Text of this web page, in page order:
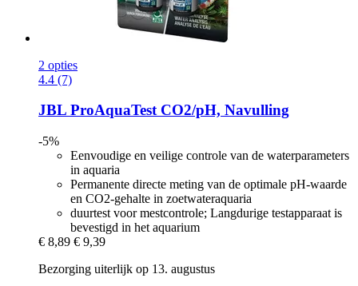
2 opties
4.4 (7)
JBL ProAquaTest CO2/pH, Navulling
-5%
Eenvoudige en veilige controle van de waterparameters
in aquaria
Permanente directe meting van de optimale pH-waarde
en CO2-gehalte in zoetwateraquaria
duurtest voor mestcontrole; Langdurige testapparaat is
bevestigd in het aquarium
€ 8,89 € 9,39
Bezorging uiterlijk op 13. augustus